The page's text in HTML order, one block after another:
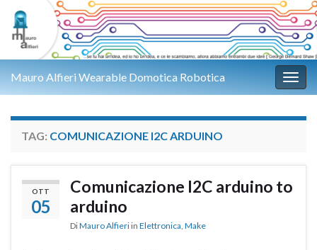
Mauro Alfieri Wearable Domotica Robotica
TAG: COMUNICAZIONE I2C ARDUINO
OTT
05
Comunicazione I2C arduino to
arduino
DiMauro Alfieri in Elettronica, Make